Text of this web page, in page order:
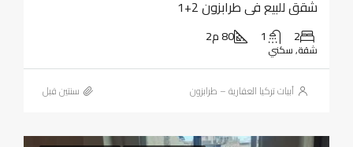
شقق للبيع في طرابزون 2+1
2
1 80 م2
شقة, سكني
أبيات تركيا العقارية – طرابزون ‏سنتين قبل